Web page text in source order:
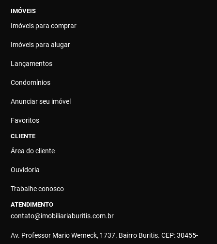
IMÓVEIS
Imóveis para comprar
Imóveis para alugar
Lançamentos
Condomínios
Anunciar seu imóvel
Favoritos
CLIENTE
Área do cliente
Ouvidoria
Trabalhe conosco
ATENDIMENTO
contato@imobiliariaburitis.com.br
Av. Professor Mario Werneck, 1737. Bairro Buritis. CEP: 30455-